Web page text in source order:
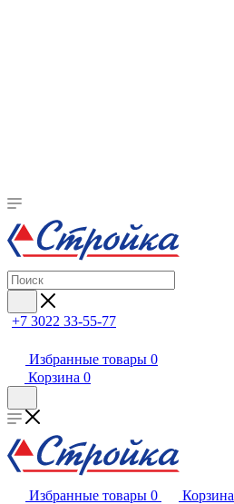
+7 3022 33-55-77
Избранные товары 0
Корзина 0
Избранные товары 0 Корзина